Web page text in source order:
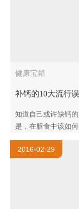
健康宝箱
补钙的10大流行
知道自己或许缺钙
是，在膳食中该如
稍不小心，就有可
妨碍了钙的吸收。常..
2016-02-29